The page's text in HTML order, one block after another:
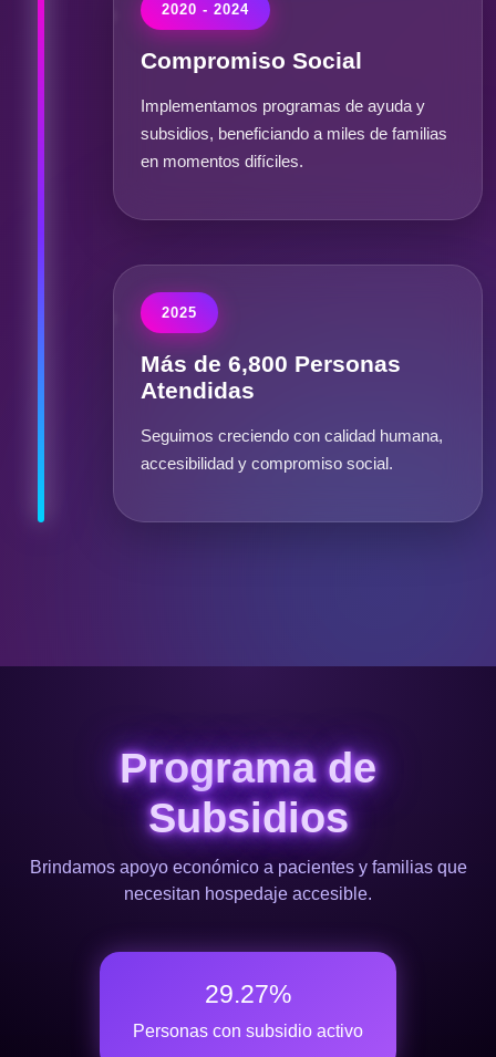
2020 - 2024
Compromiso Social
Implementamos programas de ayuda y
subsidios, beneficiando a miles de familias
en momentos difíciles.
2025
Más de 6,800 Personas
Atendidas
Seguimos creciendo con calidad humana,
accesibilidad y compromiso social.
Programa de
Subsidios
Brindamos apoyo económico a pacientes y familias que
necesitan hospedaje accesible.
29.27%
Personas con subsidio activo